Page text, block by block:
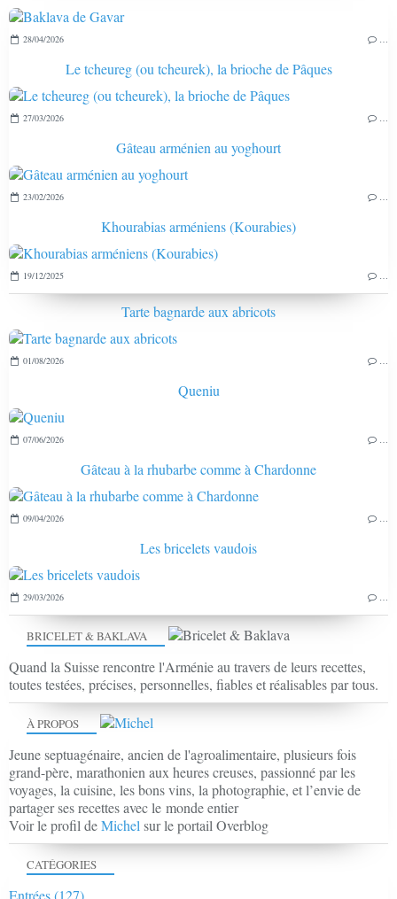
BRICELET & BAKLAVA
Quand la Suisse rencontre l'Arménie au travers de leurs recettes,
toutes testées, précises, personnelles, fiables et réalisables par tous.
À PROPOS
Jeune septuagénaire, ancien de l'agroalimentaire, plusieurs fois
grand-père, marathonien aux heures creuses, passionné par les
voyages, la cuisine, les bons vins, la photographie, et l’envie de
partager ses recettes avec le monde entier
Voir le profil deMichel sur le portail Overblog
28/04/2026
Le tcheureg (ou tcheurek), la brioche de Pâques
27/03/2026
Gâteau arménien au yoghourt
23/02/2026
Khourabias arméniens (Kourabies)
19/12/2025
Tarte bagnarde aux abricots
01/08/2026
Queniu
07/06/2026
Gâteau à la rhubarbe comme à Chardonne
09/04/2026
Les bricelets vaudois
29/03/2026
CATÉGORIES
Entrées(127)